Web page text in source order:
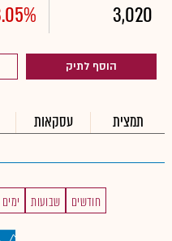
3,020
הוסף לתיק
תמצית עסקאות
חודשים שבועות ימים